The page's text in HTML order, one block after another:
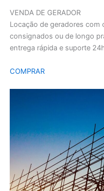
VENDA DE GERADOR
Locação de geradores com
consignados ou de longo
entrega rápida e suporte
COMPRAR